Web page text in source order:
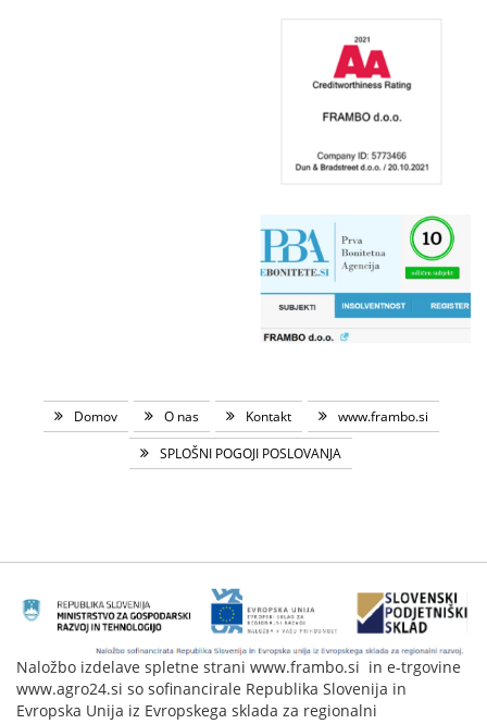
Domov O nas Kontakt
www.frambo.si
SPLOŠNI POGOJI POSLOVANJA
Naložbo izdelave spletne strani www.frambo.si in e-trgovine
www.agro24.si so sofinancirale Republika Slovenija in
Evropska Unija iz Evropskega sklada za regionalni